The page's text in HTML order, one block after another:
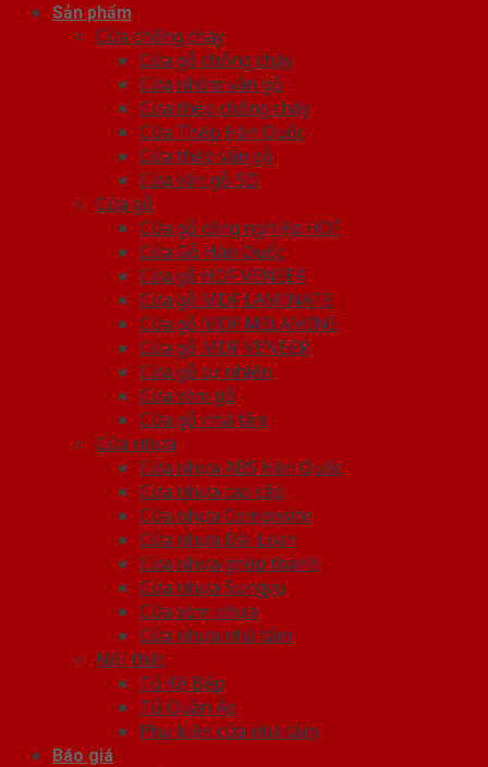
Sản phẩm
Cửa chống cháy
Cửa gỗ chống cháy
Cửa nhôm vân gỗ
Cửa thép chống cháy
Cửa Thép Hàn Quốc
Cửa thép vân gỗ
Cửa vân gỗ 5D
Cửa gỗ
Cửa gỗ công nghiệp HDF
Cửa Gỗ Hàn Quốc
Cửa gỗ HDF VENEER
Cửa gỗ MDF LAMINATE
Cửa gỗ MDF MELAMINE
Cửa gỗ MDF VENEER
Cửa gỗ tự nhiên
Cửa vòm gỗ
Cửa gỗ nhà tắm
Cửa nhựa
Cửa nhựa ABS Hàn Quốc
Cửa nhựa cao cấp
Cửa nhựa Composite
Cửa nhựa Đài Loan
Cửa nhựa ghép thanh
Cửa nhựa Sungyu
Cửa vòm nhựa
Cửa nhựa nhà tắm
Nội thất
Tủ Kệ Bếp
Tủ Quần Áo
Phụ kiện cửa nhà tắm
Báo giá